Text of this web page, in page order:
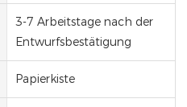
3-7 Arbeitstage nach der
Entwurfsbestätigung
Papierkiste